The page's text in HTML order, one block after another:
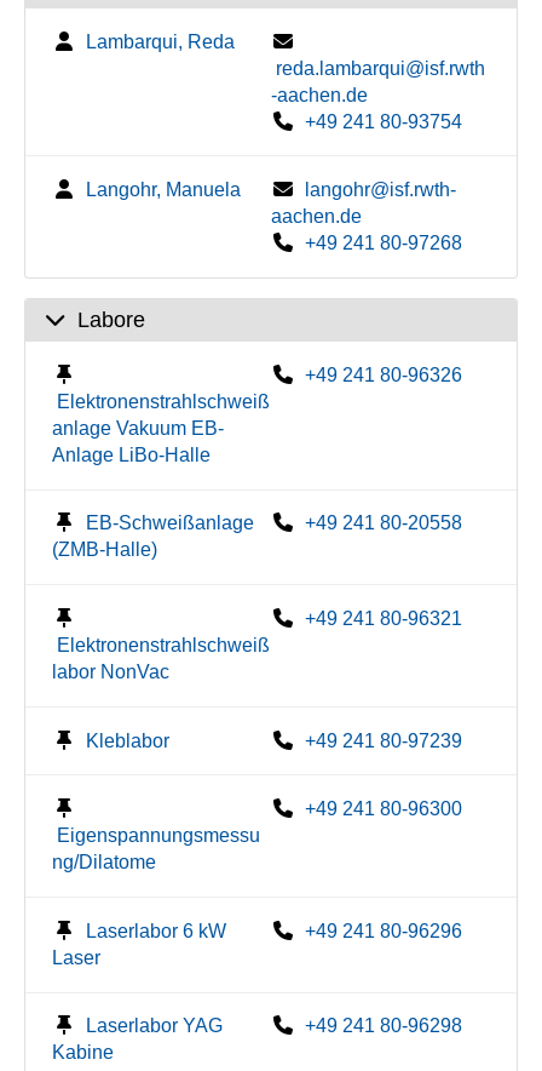
Lambarqui, Reda
reda.lambarqui@isf.rwth
-aachen.de
+49 241 80-93754
Langohr, Manuela
langohr@isf.rwth-
aachen.de
+49 241 80-97268
Labore
Elektronenstrahlschweiß
anlage Vakuum EB-
Anlage LiBo-Halle
+49 241 80-96326
EB-Schweißanlage
(ZMB-Halle)
+49 241 80-20558
Elektronenstrahlschweiß
labor NonVac
+49 241 80-96321
Kleblabor +49 241 80-97239
Eigenspannungsmessu
ng/Dilatome
+49 241 80-96300
Laserlabor 6 kW
Laser
+49 241 80-96296
Laserlabor YAG
Kabine
+49 241 80-96298